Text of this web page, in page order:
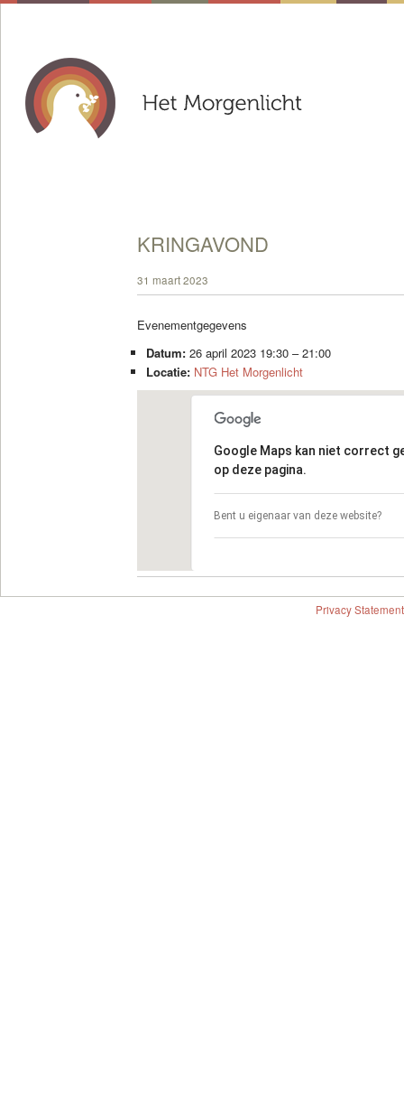
KRINGAVOND
31 maart 2023
Evenementgegevens
Datum: 26 april 2023 19:30–21:00
Locatie: NTG Het Morgenlicht
Google Maps kan niet correct
op deze pagina.
Bent u eigenaar van deze website?
Privacy Statement